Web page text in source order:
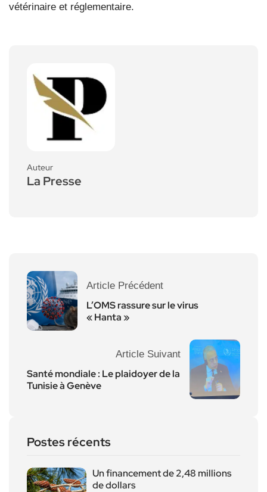
vétérinaire et réglementaire.
Auteur
La Presse
Article Précédent
L’OMS rassure sur le virus
« Hanta »
Article Suivant
Santé mondiale : Le plaidoyer de la
Tunisie à Genève
Postes récents
Un financement de 2,48 millions
de dollars